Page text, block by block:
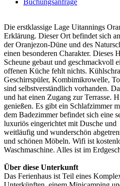
Die erstklassige Lage Uitannings
Erklärung. Dieser Ort befindet sich
der Oranjezon-Düne und des
einen besonderen Charakter. Dieses
Scheune gebaut und geschmackvoll
offenen Küche fehlt nichts.
Geschirrspüler, Kombimikrowelle,
sind selbstverständlich vorhanden.
und hat einen Zugang zur Terrasse.
genießen. Es gibt ein Schlafzimmer
dem Badezimmer befindet sich eine
luxuriös eingerichtet mit Dusche
weitläufig und wunderschön
und schönen Möbeln. Wifi ist
Waschmaschine. Alles ist im
Über diese Unterkunft
Das Ferienhaus ist Teil eines